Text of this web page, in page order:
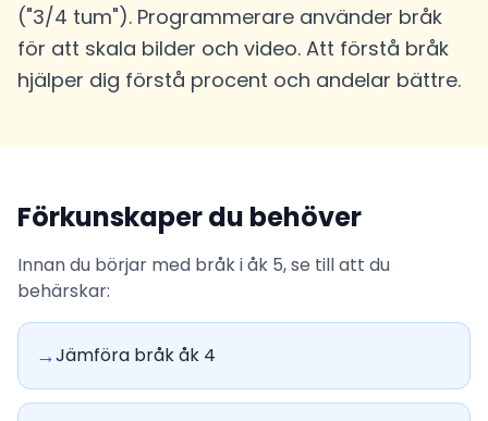
("3/4 tum"). Programmerare använder bråk
för att skala bilder och video. Att förstå bråk
hjälper dig förstå procent och andelar bättre.
Förkunskaper du behöver
Innan du börjar med bråk i åk 5, se till att du
behärskar:
→Jämföra bråk åk 4